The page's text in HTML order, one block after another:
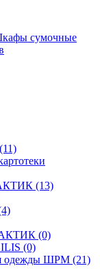
сумочные
(13)
(0)
(0)
одежды ШРМ (21)